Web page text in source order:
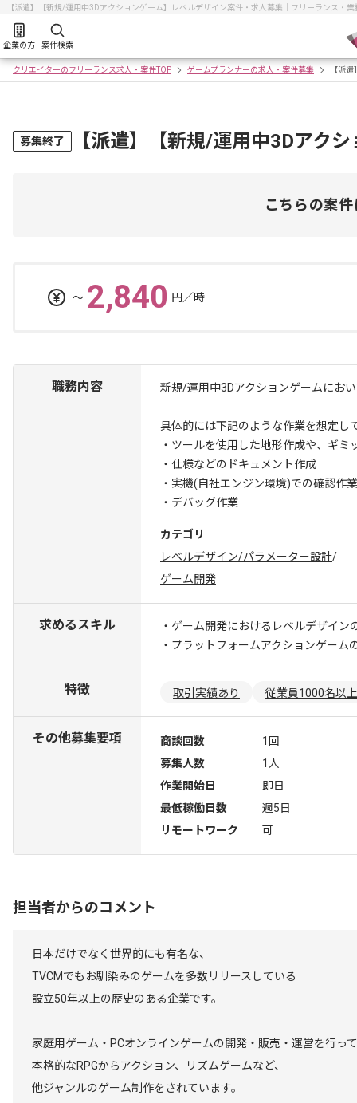
【派遣】【新規/運用中3Dアクションゲーム】レベルデザイン案件・求人募集｜フリーランス・
企業の方 案件検索
クリエイターのフリーランス求人・案件TOP ゲームプランナーの求人・案件募集 【派
募集終了 【派遣】【新規/運用中3Dアク
こちらの案
〜 2,840 円／時
職務内容 新規/運用中3Dアクションゲームにお
具体的には下記のような作業を想定し
・ツールを使用した地形作成や、ギ
・仕様などのドキュメント作成
・実機(自社エンジン環境)での確認作業
・デバッグ作業
カテゴリ
レベルデザイン/パラメーター設計/
ゲーム開発
求めるスキル
・ゲーム開発におけるレベルデザイン
・プラットフォームアクションゲーム
特徴 取引実績あり 従業員1000名以
その他募集要項 商談回数
1回
募集人数
1人
作業開始日
即日
最低稼働日数
週5日
リモートワーク
可
担当者からのコメント
日本だけでなく世界的にも有名な、
TVCMでもお馴染みのゲームを多数リリースしている
設立50年以上の歴史のある企業です。
家庭用ゲーム・PCオンラインゲームの開発・販売・運営を行っ
本格的なRPGからアクション、リズムゲームなど、
他ジャンルのゲーム制作をされています。